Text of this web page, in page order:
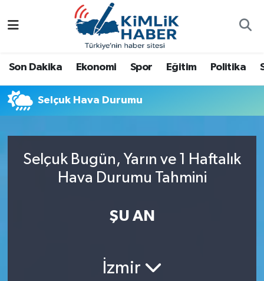
Son Dakika Ekonomi Spor Eğitim Politika
Selçuk Hava Durumu
Selçuk Bugün, Yarın ve 1 Haftalık
Hava Durumu Tahmini
ŞU AN
İzmir
Antalya
Dünya
Eğitim
Nöbetçi Eczaneler
Namaz Vakitleri
Trafik Durumu
Süper Lig Puan Durumu ve Fikstür
Son Dakika Haberleri